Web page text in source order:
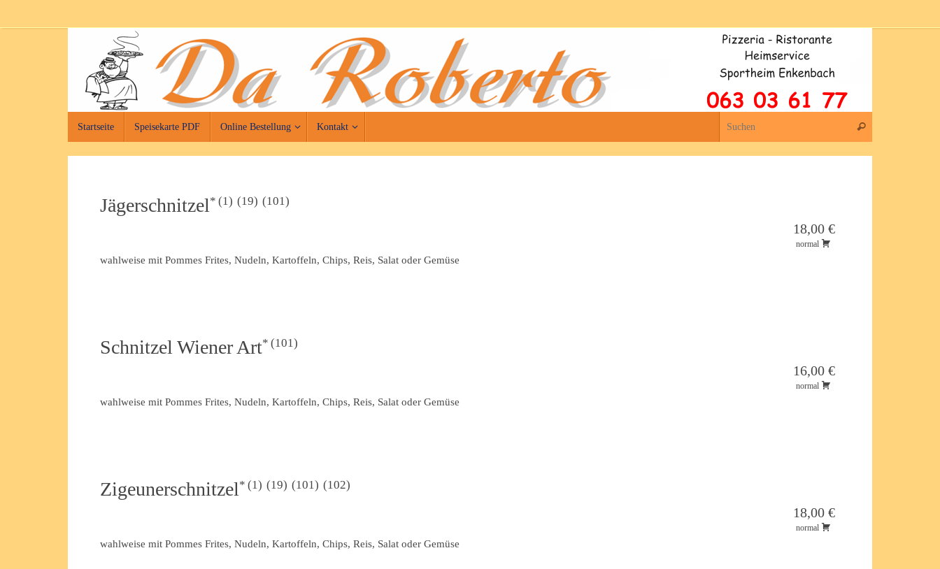
Inhalt
Inhalt
Startseite Speisekarte PDF Online Bestellung Kontakt Suchen
Jägerschnitzel 1 19 101
18,00 €
normal
wahlweise mit Pommes Frites, Nudeln, Kartoffeln, Chips, Reis, Salat oder Gemüse
Schnitzel Wiener Art 101
16,00 €
normal
wahlweise mit Pommes Frites, Nudeln, Kartoffeln, Chips, Reis, Salat oder Gemüse
Zigeunerschnitzel 1 19 101 102
18,00 €
normal
wahlweise mit Pommes Frites, Nudeln, Kartoffeln, Chips, Reis, Salat oder Gemüse